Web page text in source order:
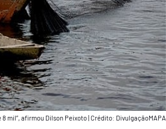
mil”, afirmou Dilson Peixoto Crédito: DivulgaçãoMAPA